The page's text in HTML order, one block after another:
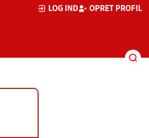
LOG IND OPRET PROFIL